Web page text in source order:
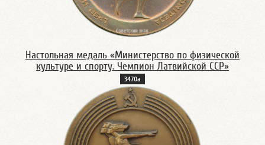
Настольная медаль «Министерство по физической
культуре и спорту. Чемпион Латвийской ССР»
3470а